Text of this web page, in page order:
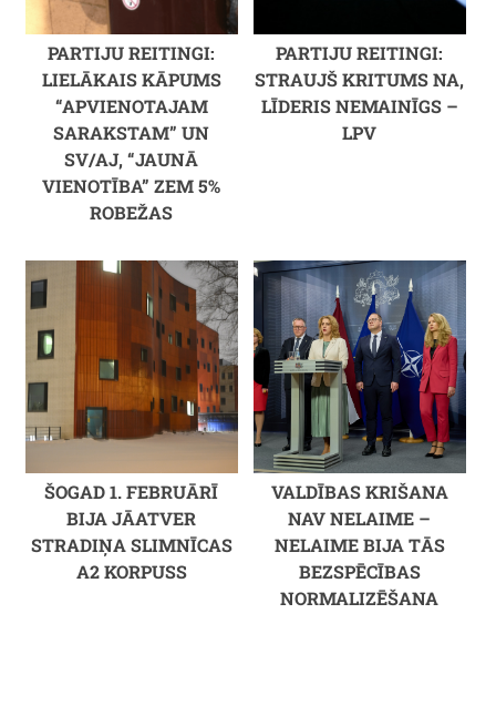
PARTIJU REITINGI:
LIELĀKAIS KĀPUMS
“APVIENOTAJAM
SARAKSTAM” UN
SV/AJ, “JAUNĀ
VIENOTĪBA” ZEM 5%
ROBEŽAS
PARTIJU REITINGI:
STRAUJŠ KRITUMS NA,
LĪDERIS NEMAINĪGS –
LPV
ŠOGAD 1. FEBRUĀRĪ
BIJA JĀATVER
STRADIŅA SLIMNĪCAS
A2 KORPUSS
VALDĪBAS KRIŠANA
NAV NELAIME –
NELAIME BIJA TĀS
BEZSPĒCĪBAS
NORMALIZĒŠANA